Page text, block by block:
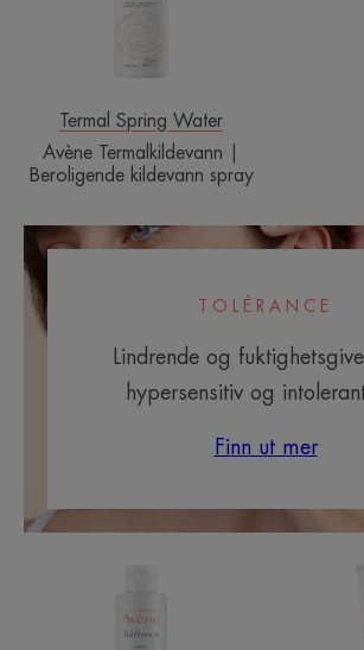
Termal Spring Water
Avène Termalkildevann |
Beroligende kildevann spray
TOLÉRANCE
Lindrende og
hypersensitiv og
Finn ut mer
Lotion
|